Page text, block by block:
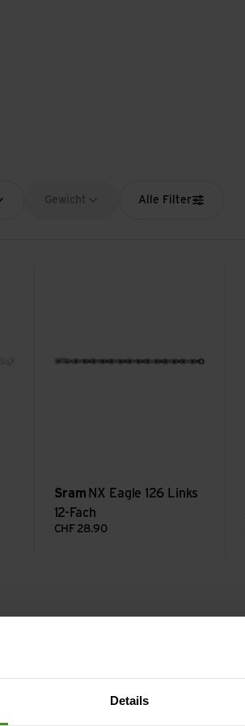
Details
Gewicht Alle Filter
Sram NX Eagle 126 Links
12-Fach
CHF 28.90